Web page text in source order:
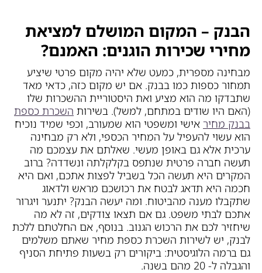
הבנק – המקום המושלם למציאת
מחירי שכירות הוגנים: האמנם?
מבחינה מספרית, כמעט שלא יהיה מקום פרטי שיציע
תמחור כספות כמו בבנק. אם יש מקום כזה, כדאי מאד
שתבדקו מה הוא מציע ואת היסטוריית ההשכרות שלו
(האם היו שודים במתחם, למשל). בשירות השכרת כספת
בבנק מחיר אישי ומשפטי הוא שמעורב, וכפי שמיד נוכיח
הוא עשוי להעפיל על המחיר הכספי, ולא רק מבחינה
ערכית אלא גם באופן מעשי. שאלתם את עצמכם מה
תעשה חברה פרטית שנתפס בקלקלתה ונשדדה? ברוב
המקרים היא תעשה הכל בשביל לפצות אתכם, ואם היא
חכמה היא תדאג לבטח את רכושכם מראש ולדאוג
שתקבלו מענה מהביטוח. ומה יעשה הבנק? יתנער ויגרור
אתכם לבתי משפט. גם אם תצאו צודקים, זה לא מה
שיחזיר לכם את הרכוש הגנוב. בנוסף, אם החלטתם ללכת
לבנק, יש לשירות השכרת כספת מחיר שאתם משלמים
גם ברמה הלוגיסטית: ביקורים רק בשעות פתיחת הסניף
והגבלה ל- 20 מהם בשנה.